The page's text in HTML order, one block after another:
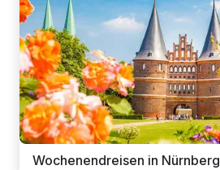
Wochenendreisen in Nürnberg